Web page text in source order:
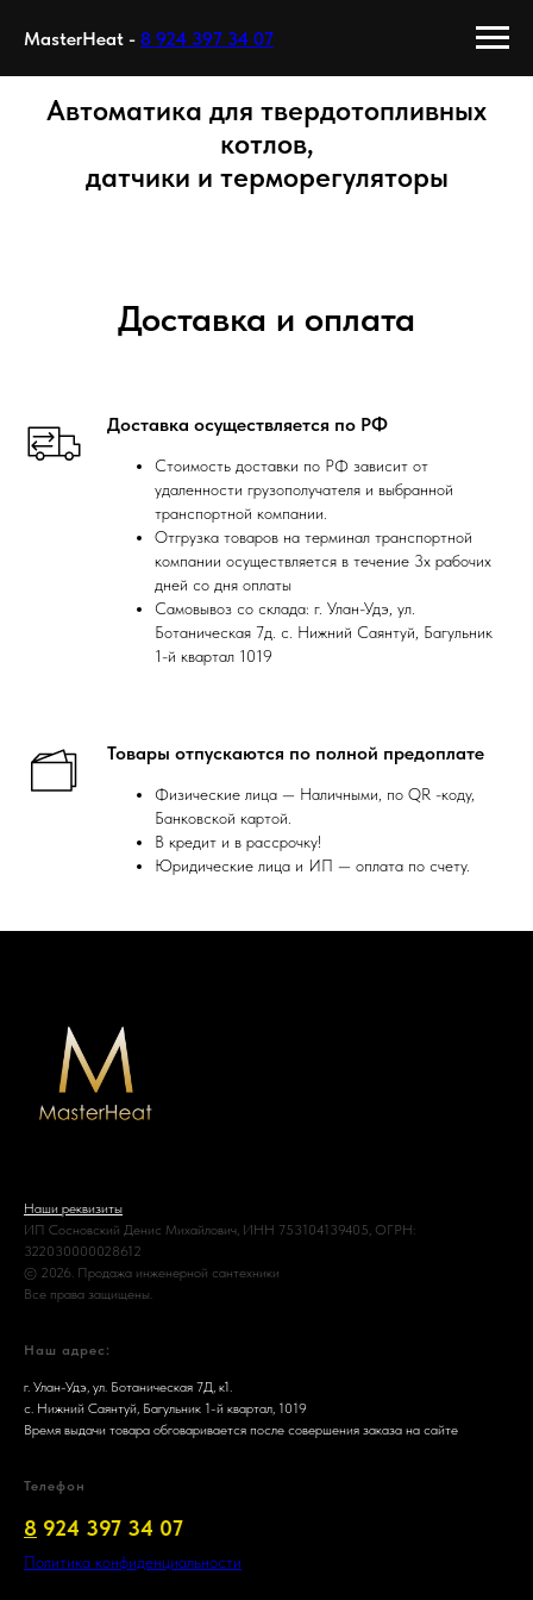
MasterHeat - 8 924 397 34 07
Автоматика для твердотопливных
котлов,
датчики и терморегуляторы
Доставка и оплата
Доставка осуществляется по РФ
Стоимость доставки по РФ зависит от
удаленности грузополучателя и выбранной
транспортной компании.
Отгрузка товаров на терминал транспортной
компании осуществляется в течение 3х рабочих
дней со дня оплаты
Самовывоз со склада: г. Улан-Удэ, ул.
Ботаническая 7д. с. Нижний Саянтуй, Багульник
1-й квартал 1019
Товары отпускаются по полной предоплате
Физические лица — Наличными, по QR -коду,
Банковской картой.
В кредит и в рассрочку!
Юридические лица и ИП — оплата по счету.
Наши реквизиты
ИП Сосновский Денис Михайлович, ИНН 753104139405, ОГРН:
322030000028612
© 2026. Продажа инженерной сантехники
Все права защищены.
Наш адрес:
г. Улан-Удэ, ул. Ботаническая 7Д, к1.
с. Нижний Саянтуй, Багульник 1-й квартал, 1019
Время выдачи товара обговаривается после совершения заказа на сайте
Телефон
8 924 397 34 07
Политика конфиденциальности